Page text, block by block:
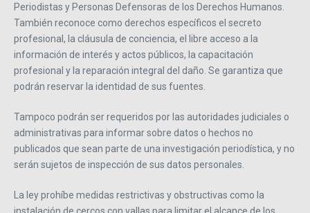
Periodistas y Personas Defensoras de los Derechos Humanos.
También reconoce como derechos específicos el secreto
profesional, la cláusula de conciencia, el libre acceso a la
información de interés y actos públicos, la capacitación
profesional y la reparación integral del daño. Se garantiza que
podrán reservar la identidad de sus fuentes.
Tampoco podrán ser requeridos por las autoridades judiciales o
administrativas para informar sobre datos o hechos no
publicados que sean parte de una investigación periodística, y no
serán sujetos de inspección de sus datos personales.
La ley prohíbe medidas restrictivas y obstructivas como la